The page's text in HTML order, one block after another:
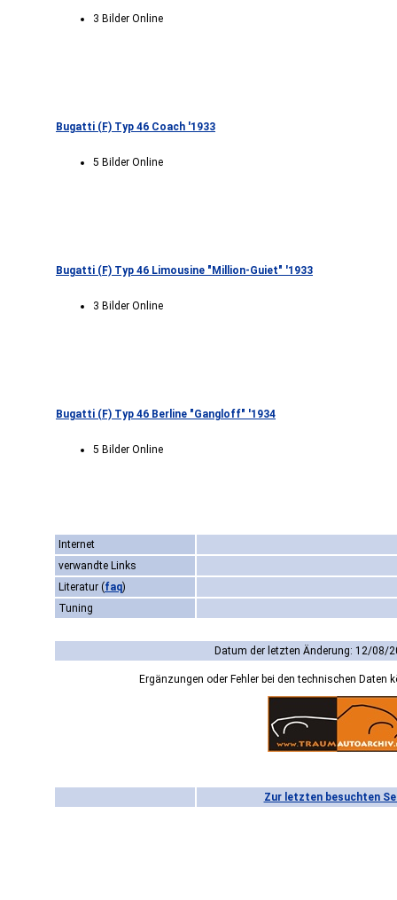
3 Bilder Online
Bugatti (F) Typ 46 Coach '1933
5 Bilder Online
Bugatti (F) Typ 46 Limousine "Million-Guiet" '1933
3 Bilder Online
Bugatti (F) Typ 46 Berline "Gangloff" '1934
5 Bilder Online
Internet
verwandte Links
Literatur (faq)
Tuning
Datum der letzten Änderung: 12/08/
Ergänzungen oder Fehler bei den technischen Daten
Zur letzten besuchten